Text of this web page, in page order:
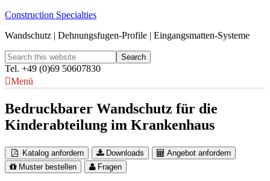
Construction Specialties
Wandschutz | Dehnungsfugen-Profile | Eingangsmatten-Systeme
Tel. +49 (0)69 50607830
Menü
Bedruckbarer Wandschutz für die
Kinderabteilung im Krankenhaus
Katalog anfordern Downloads
Angebot anfordern
Muster bestellen
Fragen